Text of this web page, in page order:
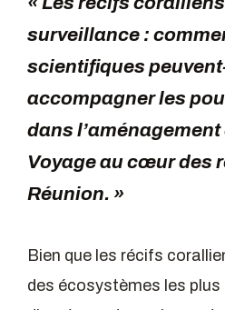
surveillance :
scientifiques
accompagner les
dans
Voyage au cœur des
Réunion. »
Bien que les récifs
des écosystèmes les